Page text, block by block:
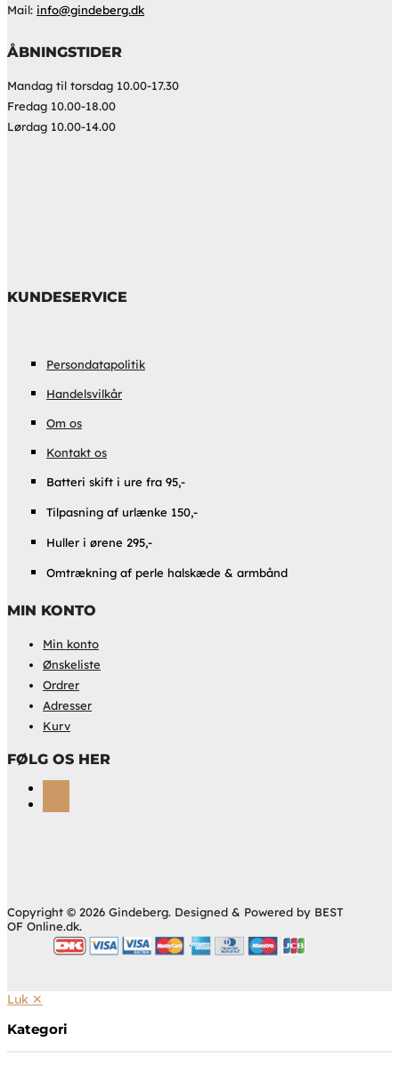
Mail: info@gindeberg.dk
ÅBNINGSTIDER
Mandag til torsdag 10.00-17.30
Fredag 10.00-18.00
Lørdag 10.00-14.00
KUNDESERVICE
Persondatapolitik
Handelsvilkår
Om os
Kontakt os
Batteri skift i ure fra 95,-
Tilpasning af urlænke 150,-
Huller i ørene 295,-
Omtrækning af perle halskæde & armbånd
MIN KONTO
Min konto
Ønskeliste
Ordrer
Adresser
Kurv
FØLG OS HER
Copyright © 2026 Gindeberg. Designed & Powered by BEST
OF Online.dk.
Luk ✕
Kategori